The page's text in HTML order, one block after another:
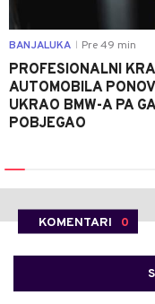
BANJALUKA Pre 49 min
PROFESIONALNI
AUTOMOBILA
UKRAO BMW-A PA
POBJEGAO
KOMENTARI 0